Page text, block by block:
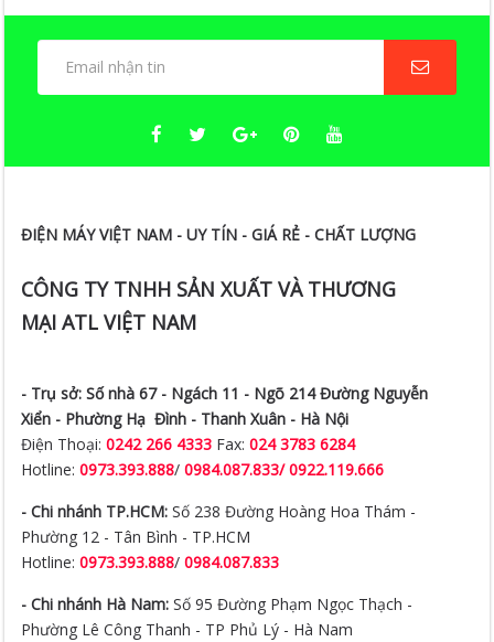
ĐIỆN MÁY VIỆT NAM - UY TÍN - GIÁ RẺ - CHẤT LƯỢNG
CÔNG TY TNHH SẢN XUẤT VÀ THƯƠNG
MẠI ATL VIỆT NAM
- Trụ sở: Số nhà 67 - Ngách 11 - Ngõ 214 Đường Nguyễn
Xiển - Phường Hạ Đình - Thanh Xuân - Hà Nội
Điện Thoại:0242 266 4333 Fax:024 3783 6284
Hotline:0973.393.888/0984.087.833/ 0922.119.666
- Chi nhánh TP.HCM: Số 238 Đường Hoàng Hoa Thám -
Phường 12 - Tân Bình - TP.HCM
Hotline:0973.393.888/0984.087.833
- Chi nhánh Hà Nam: Số 95 Đường Phạm Ngọc Thạch -
Phường Lê Công Thanh - TP Phủ Lý - Hà Nam